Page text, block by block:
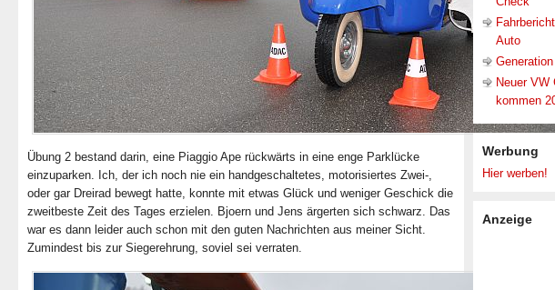
Übung 2 bestand darin, eine Piaggio Ape rückwärts in eine enge Parklücke
einzuparken. Ich, der ich noch nie ein handgeschaltetes, motorisiertes Zwei-,
oder gar Dreirad bewegt hatte, konnte mit etwas Glück und weniger Geschick die
zweitbeste Zeit des Tages erzielen. Bjoern und Jens ärgerten sich schwarz. Das
war es dann leider auch schon mit den guten Nachrichten aus meiner Sicht.
Zumindest bis zur Siegerehrung, soviel sei verraten.
Auto
Neuer VW
kommen
Werbung
Hier werben!
Anzeige